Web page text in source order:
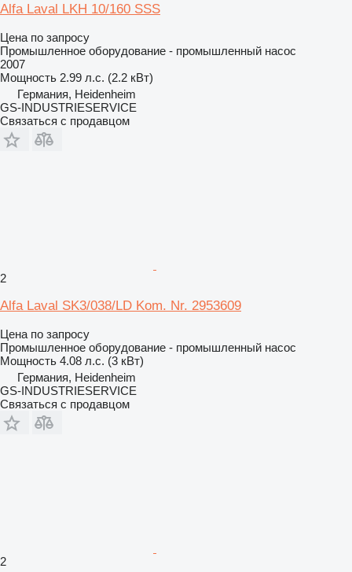
Alfa Laval LKH 10/160 SSS
Цена по запросу
Промышленное оборудование - промышленный насос
2007
Мощность 2.99 л.с. (2.2 кВт)
Германия, Heidenheim
GS-INDUSTRIESERVICE
Связаться с продавцом
2
Alfa Laval SK3/038/LD Kom. Nr. 2953609
Цена по запросу
Промышленное оборудование - промышленный насос
Мощность 4.08 л.с. (3 кВт)
Германия, Heidenheim
GS-INDUSTRIESERVICE
Связаться с продавцом
2